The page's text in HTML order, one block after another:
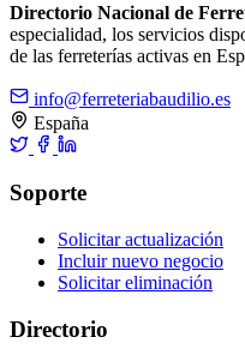
Directorio Nacional de
especialidad, los servicios
de las ferreterías activas en
info@ferreteriabaudilio.es
España
Soporte
Solicitar actualización
Incluir nuevo negocio
Solicitar eliminación
Directorio